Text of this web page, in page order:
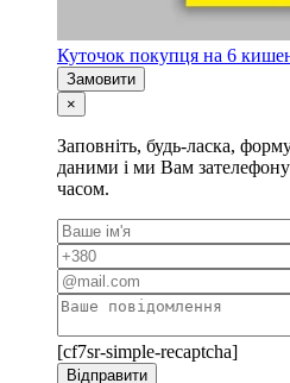
Куточок покупця на 6
Замовити
×
Заповніть, будь-ласка,
даними і ми Вам
часом.
[cf7sr-simple-recaptcha]